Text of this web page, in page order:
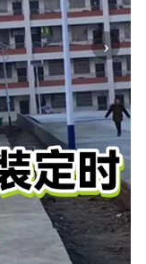
›